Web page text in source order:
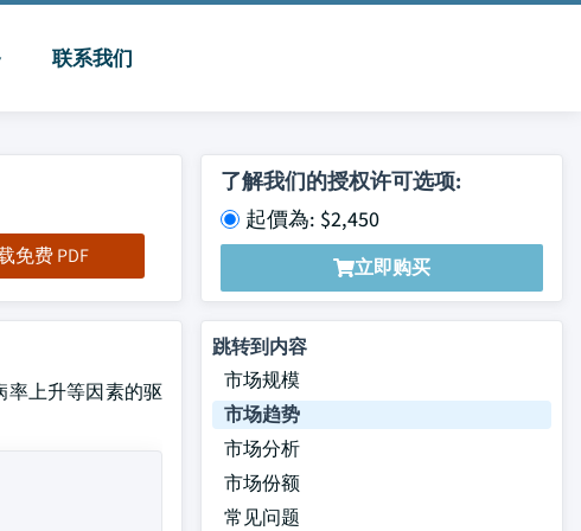
联系我们
免费 PDF
了解我们的授权许可选项:
起價為: $2,450
立即购买
率上升等因素的驱
跳转到内容
市场规模
市场趋势
市场分析
市场份额
常见问题